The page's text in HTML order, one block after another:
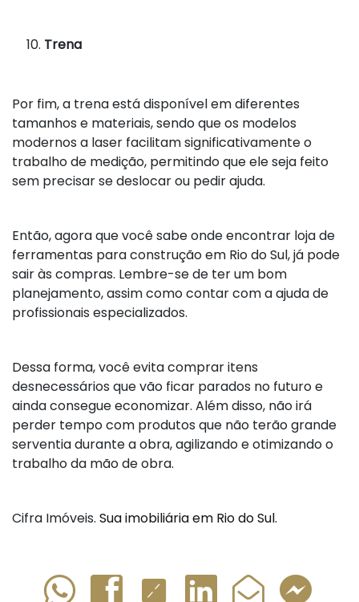
Trena
Por fim, a trena está disponível em diferentes
tamanhos e materiais, sendo que os modelos
modernos a laser facilitam significativamente o
trabalho de medição, permitindo que ele seja feito
sem precisar se deslocar ou pedir ajuda.
Então, agora que você sabe onde encontrar loja de
ferramentas para construção em Rio do Sul, já pode
sair às compras. Lembre-se de ter um bom
planejamento, assim como contar com a ajuda de
profissionais especializados.
Dessa forma, você evita comprar itens
desnecessários que vão ficar parados no futuro e
ainda consegue economizar. Além disso, não irá
perder tempo com produtos que não terão grande
serventia durante a obra, agilizando e otimizando o
trabalho da mão de obra.
Cifra Imóveis. Sua imobiliária em Rio do Sul.